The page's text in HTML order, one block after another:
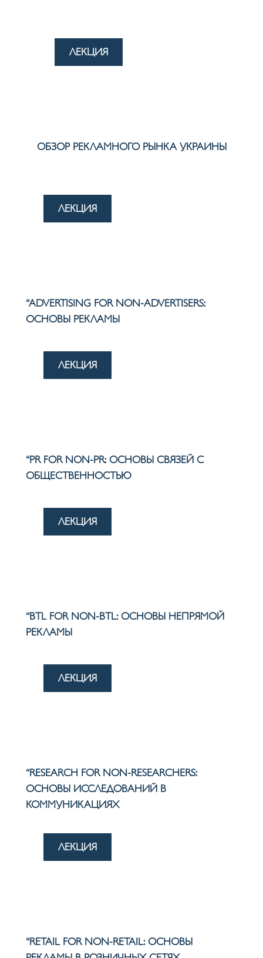
ЛЕКЦИЯ
ОБЗОР РЕКЛАМНОГО РЫНКА УКРАИНЫ
ЛЕКЦИЯ
“ADVERTISING FOR NON-ADVERTISERS:
OСНОВЫ РЕКЛАМЫ
ЛЕКЦИЯ
“PR FOR NON-PR: ОСНОВЫ СВЯЗЕЙ С
ОБЩЕСТВЕННОСТЬЮ
ЛЕКЦИЯ
“BTL FOR NON-BTL: ОСНОВЫ НЕПРЯМОЙ
РЕКЛАМЫ
ЛЕКЦИЯ
“RESEARCH FOR NON-RESEARCHERS:
ОСНОВЫ ИССЛЕДОВАНИЙ В
КОММУНИКАЦИЯХ
ЛЕКЦИЯ
“RETAIL FOR NON-RETAIL: ОСНОВЫ